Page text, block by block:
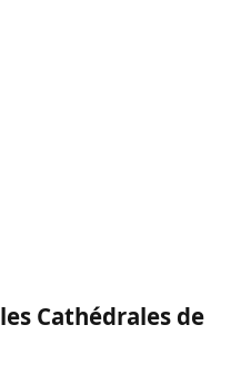
Cathédrales de